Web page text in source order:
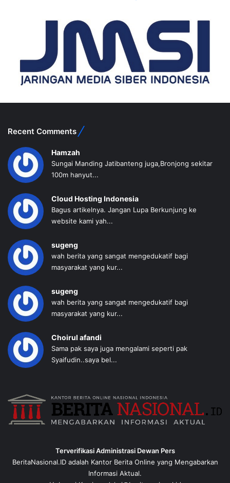
Recent Comments
Hamzah
Sungai Manding Jatibanteng juga,Bronjong sekitar
100m hanyut...
Cloud Hosting Indonesia
Bagus artikelnya. Jangan Lupa Berkunjung ke
website kami yah...
sugeng
wah berita yang sangat mengedukatif bagi
masyarakat yang kur...
sugeng
wah berita yang sangat mengedukatif bagi
masyarakat yang kur...
Choirul afandi
Sama pak saya juga mengalami seperti pak
Syaifudin..saya bel...
Terverifikasi Administrasi Dewan Pers
BeritaNasional.ID adalah Kantor Berita Online yang Mengabarkan
Informasi Aktual.